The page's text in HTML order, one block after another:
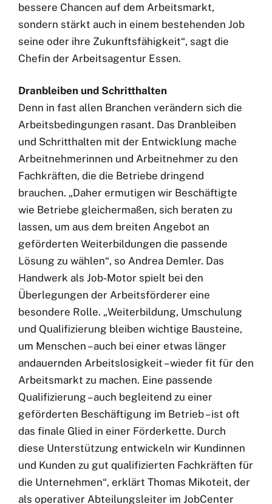
bessere Chancen auf dem Arbeitsmarkt,
sondern stärkt auch in einem bestehenden Job
seine oder ihre Zukunftsfähigkeit“, sagt die
Chefin der Arbeitsagentur Essen.
Dranbleiben und Schritthalten
Denn in fast allen Branchen verändern sich die
Arbeitsbedingungen rasant. Das Dranbleiben
und Schritthalten mit der Entwicklung mache
Arbeitnehmerinnen und Arbeitnehmer zu den
Fachkräften, die die Betriebe dringend
brauchen. „Daher ermutigen wir Beschäftigte
wie Betriebe gleichermaßen, sich beraten zu
lassen, um aus dem breiten Angebot an
geförderten Weiterbildungen die passende
Lösung zu wählen“, so Andrea Demler. Das
Handwerk als Job-Motor spielt bei den
Überlegungen der Arbeitsförderer eine
besondere Rolle. „Weiterbildung, Umschulung
und Qualifizierung bleiben wichtige Bausteine,
um Menschen – auch bei einer etwas länger
andauernden Arbeitslosigkeit – wieder fit für den
Arbeitsmarkt zu machen. Eine passende
Qualifizierung – auch begleitend zu einer
geförderten Beschäftigung im Betrieb – ist oft
das finale Glied in einer Förderkette. Durch
diese Unterstützung entwickeln wir Kundinnen
und Kunden zu gut qualifizierten Fachkräften für
die Unternehmen“, erklärt Thomas Mikoteit, der
als operativer Abteilungsleiter im JobCenter